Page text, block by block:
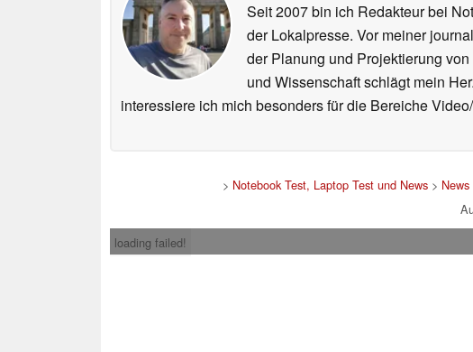
Seit 2007 bin ich Redakteur bei
der Lokalpresse. Vor meiner
der Planung und Projektierung
und Wissenschaft schlägt mein
interessiere ich mich besonders für die Bereiche
> Notebook Test, Laptop Test und News > News
loading failed!